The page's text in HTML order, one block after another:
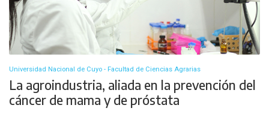
Universidad Nacional de Cuyo - Facultad de Ciencias Agrarias
La agroindustria, aliada en la prevención del
cáncer de mama y de próstata